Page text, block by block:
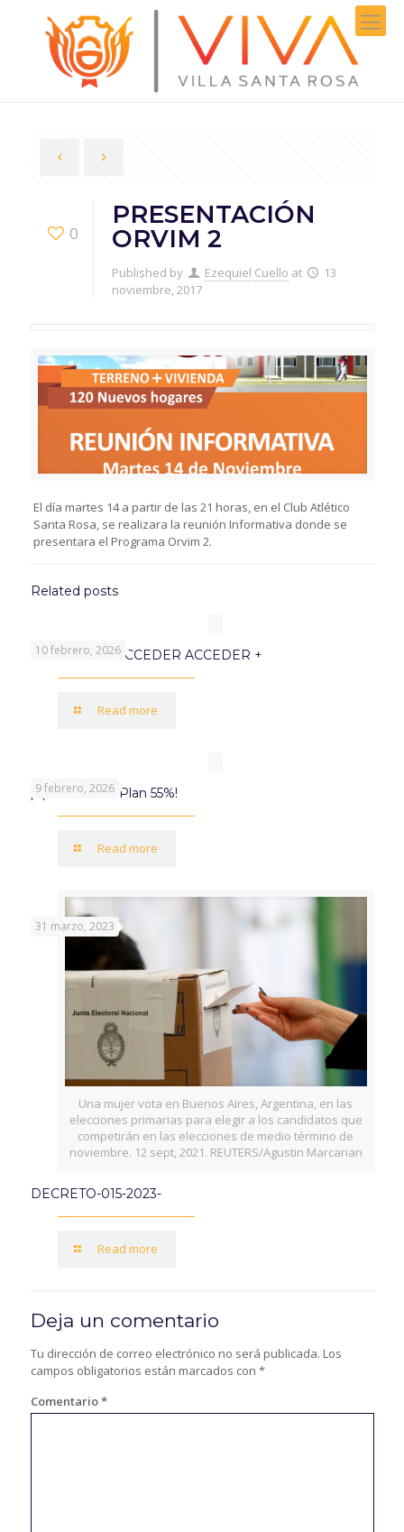
0
PRESENTACIÓN
ORVIM 2
Published by Ezequiel Cuello at
13
noviembre, 2017
El día martes 14 a partir de las 21 horas, en el Club Atlético
Santa Rosa, se realizara la reunión Informativa donde se
presentara el Programa Orvim 2.
Related posts
10 febrero, 2026
PROGRAMA ACCEDER ACCEDER +
Read more
9 febrero, 2026
¡Aprovechá el Plan 55%!
Read more
Una mujer vota en Buenos Aires, Argentina, en las
elecciones primarias para elegir a los candidatos que
competirán en las elecciones de medio término de
noviembre. 12 sept, 2021. REUTERS/Agustin Marcarian
31 marzo, 2023
DECRETO-015-2023-
Read more
Deja un comentario
Tu dirección de correo electrónico no será publicada. Los
campos obligatorios están marcados con *
Comentario*